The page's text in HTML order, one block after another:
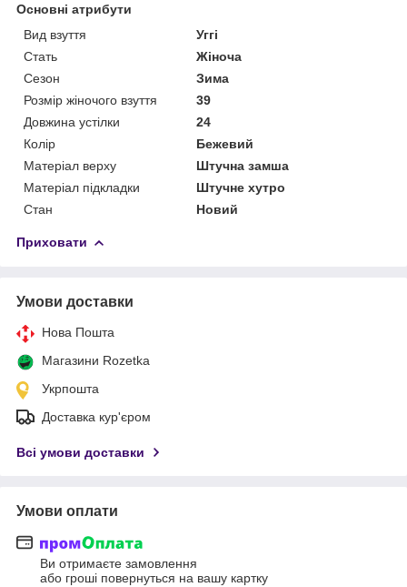
Основні атрибути
Вид взуття
Уггі
Стать
Жіноча
Сезон
Зима
Розмір жіночого взуття
39
Довжина устілки
24
Колір
Бежевий
Матеріал верху
Штучна замша
Матеріал підкладки
Штучне хутро
Стан
Новий
Приховати
Умови доставки
Нова Пошта
Магазини Rozetka
Укрпошта
Доставка кур'єром
Всі умови доставки
Умови оплати
Ви отримаєте замовлення
або гроші повернуться на вашу картку